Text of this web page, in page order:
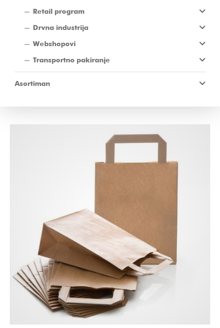
Retail program
Drvna industrija
Webshopovi
Transportno pakiranje
Asortiman